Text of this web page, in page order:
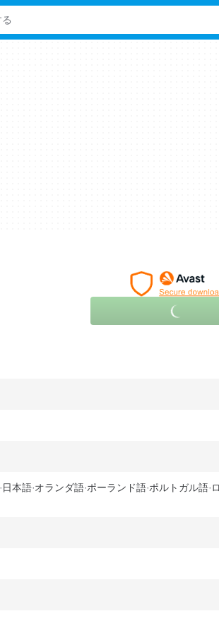
日本語 オランダ語 ポーランド語 ポルトガル語